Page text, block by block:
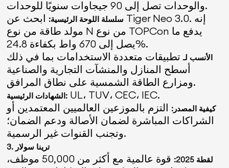
والوحدات تصل إلى 90 جيجاوات سنويًا للوحدات.
سلسلة اللوحة الرئيسية: ابحث عن Tiger Neo 3.0. إنه
مولد طاقة من نوع N من نوع TOPCon يدفع ما
يصل إلى 670 واط بكفاءة 24.8%.
الأنسب لـتطبيقات متعددة الاستخدامات بما في ذلك
أسطح المنازل والمنشآت التجارية والصناعية
ومزارع الطاقة الشمسية على نطاق المرافق.
الشهادات الرئيسية: UL، TUV، CEC، IEC.
كيفية المصدر: التزم بالموزعين العالميين المعتمدين أو
الشراكات المباشرة لضمان الأصالة ودعم الضمان؛
وتجنب القنوات غير الرسمية.
3. ترينا سولار
لقطة 2025:
قوة عالمية مع أكثر من 50,000 موظف،